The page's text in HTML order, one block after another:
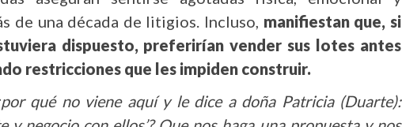
de una década de litigios. Incluso, manifiestan que, si
dispuesto, preferirían vender sus lotes antes
restricciones que les impiden construir.
qué no viene aquí y le dice a doña Patricia (Duarte):